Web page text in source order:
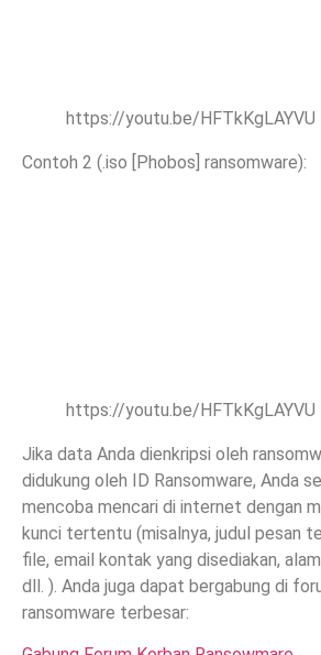
https://youtu.be/HFTkKgLAYVU
Contoh 2 (.iso [Phobos] ransomware):
https://youtu.be/HFTkKgLAYVU
Jika data Anda dienkripsi oleh
didukung oleh ID Ransomware, Anda
mencoba mencari di internet dengan
kunci tertentu (misalnya, judul pesan
file, email kontak yang disediakan,
dll. ). Anda juga dapat bergabung di
ransomware terbesar: